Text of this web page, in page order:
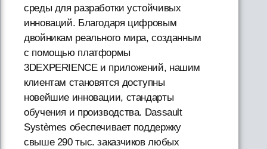
среды для разработки устойчивых
инноваций. Благодаря цифровым
двойникам реального мира, созданным
с помощью платформы
3DEXPERIENCE и приложений, нашим
клиентам становятся доступны
новейшие инновации, стандарты
обучения и производства. Dassault
Systèmes обеспечивает поддержку
свыше 290 тыс. заказчиков любых